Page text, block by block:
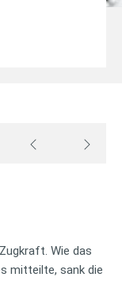
Wie das
mitteilte, sank die